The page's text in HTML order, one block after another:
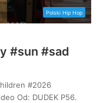
Polski Hip Hop
#sun #sad
#2026
Od: DUDEK P56.